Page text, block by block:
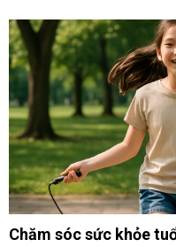
Chăm sóc sức khỏe